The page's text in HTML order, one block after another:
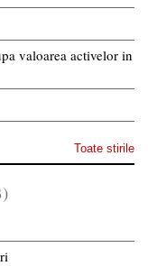
valoarea activelor in
Toate stirile